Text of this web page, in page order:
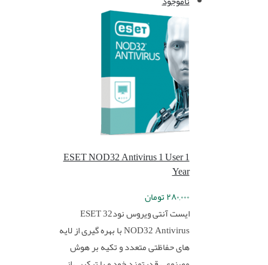
ESET NOD32 Antivirus 1 User 1
Year
۲۸۰,۰۰۰تومان
ایست آنتی ویروس نود32 ESET
NOD32 Antivirus با بهره گیری از لایه
های حفاظتی متعدد و تکیه بر هوش